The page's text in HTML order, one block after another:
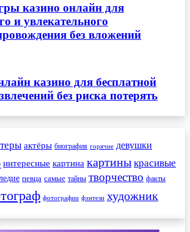
казино онлайн для
и увлекательного
без вложений
казино для бесплатной
без риска потерять
актёры биография горячие девушки
интересные картина картины красивые
певца самые тайны творчество факты
фотографии фэнтези художник